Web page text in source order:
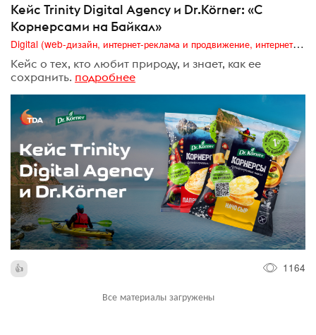
Кейс Trinity Digital Agency и Dr.Körner: «С
Корнерсами на Байкал»
Digital (web-дизайн, интернет-реклама и продвижение, интернет-сообщества и блоги, интернет-коммуникации, мобильный маркетинг, реклама на цифровых экранах)
Кейс о тех, кто любит природу, и знает, как ее
сохранить. подробнее
1164
Все материалы загружены